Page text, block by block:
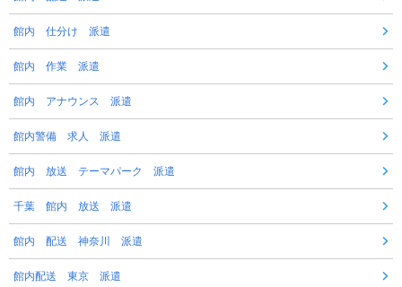
館内 仕分け 派遣
館内 作業 派遣
館内 アナウンス 派遣
館内警備 求人 派遣
館内 放送 テーマパーク 派遣
千葉 館内 放送 派遣
館内 配送 神奈川 派遣
館内配送 東京 派遣